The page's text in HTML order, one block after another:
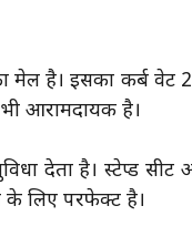
मेल है। इसका कर्ब वेट
आरामदायक है।
देता है। स्टेप्ड सीट
के लिए परफेक्ट है।